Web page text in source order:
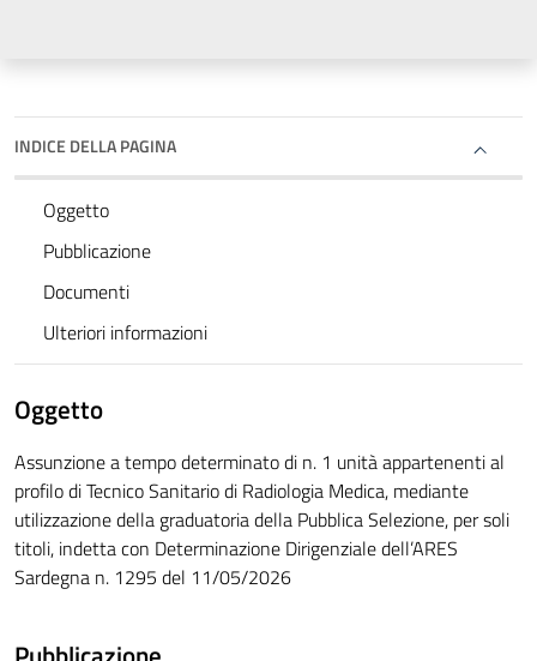
INDICE DELLA PAGINA
Oggetto
Pubblicazione
Documenti
Ulteriori informazioni
Oggetto
Assunzione a tempo determinato di n. 1 unità appartenenti al
profilo di Tecnico Sanitario di Radiologia Medica, mediante
utilizzazione della graduatoria della Pubblica Selezione, per soli
titoli, indetta con Determinazione Dirigenziale dell’ARES
Sardegna n. 1295 del 11/05/2026